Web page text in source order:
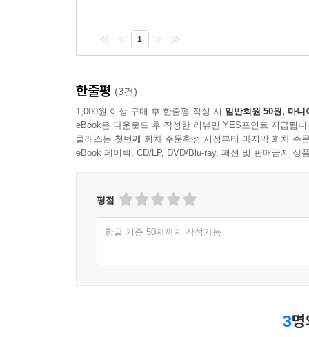
1
한줄평 (3건)
1,000원 이상 구매 후 한줄평 작성 시 일반회원 50원, 마니
eBook은 다운로드 후 작성한 리뷰만 YES포인트 지급됩니
클래스는 첫번째 회차 주문확정 시점부터 마지막 회차 주
eBook 페이백, CD/LP, DVD/Blu-ray, 패션 및 판매금지 상
평점
한글 기준 50자까지 작성가능
3